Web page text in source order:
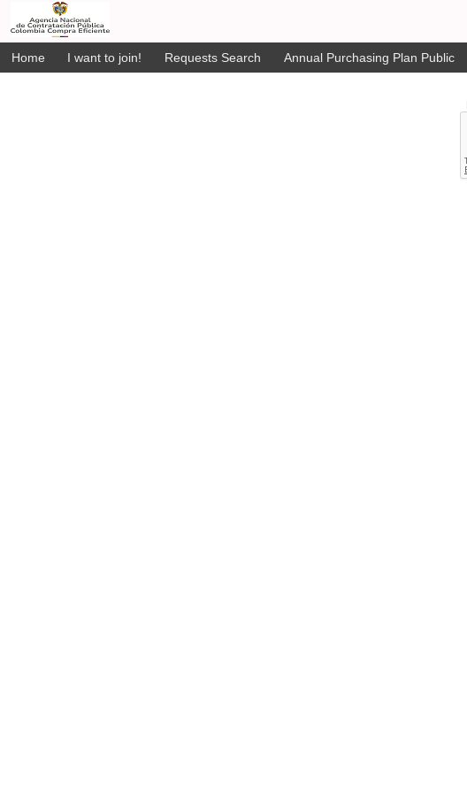
Home I want to join! Requests Search Annual Purchasing Plan Public